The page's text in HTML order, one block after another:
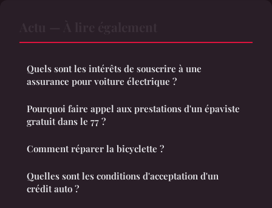
Quels sont les intérêts de souscrire à une
assurance pour voiture électrique ?
Pourquoi faire appel aux prestations d'un épaviste
gratuit dans le 77 ?
Comment réparer la bicyclette ?
Quelles sont les conditions d'acceptation d'un
crédit auto ?